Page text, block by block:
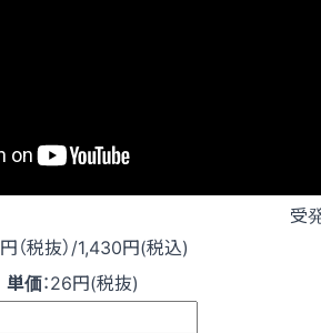
受
円（税抜）/1,430円(税込)
単価：26円(税抜)